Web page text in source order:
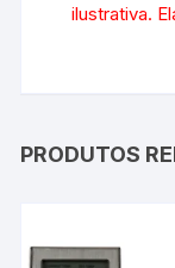
ilustrativa.
PRODUTOS